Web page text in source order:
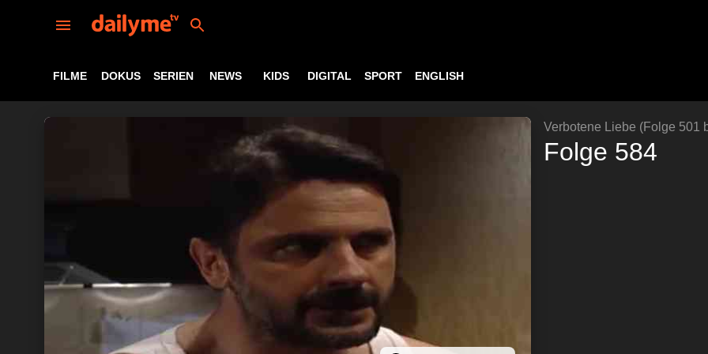
FILME DOKUS SERIEN NEWS KIDS DIGITAL SPORT ENGLISH
Verbotene Liebe (Folge 501
Folge 584